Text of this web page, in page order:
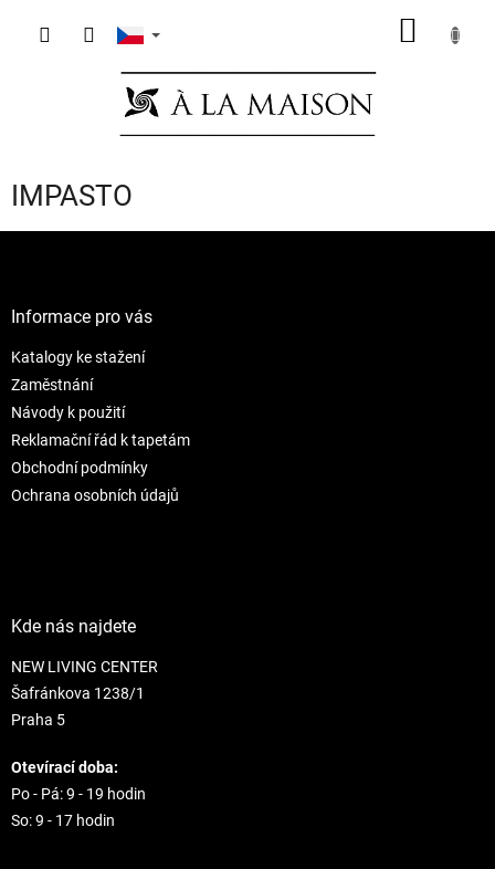
IMPASTO
Informace pro vás
Katalogy ke stažení
Zaměstnání
Návody k použití
Reklamační řád k tapetám
Obchodní podmínky
Ochrana osobních údajů
Kde nás najdete
NEW LIVING CENTER
Šafránkova 1238/1
Praha 5
Otevírací doba:
Po - Pá: 9 - 19 hodin
So: 9 - 17 hodin